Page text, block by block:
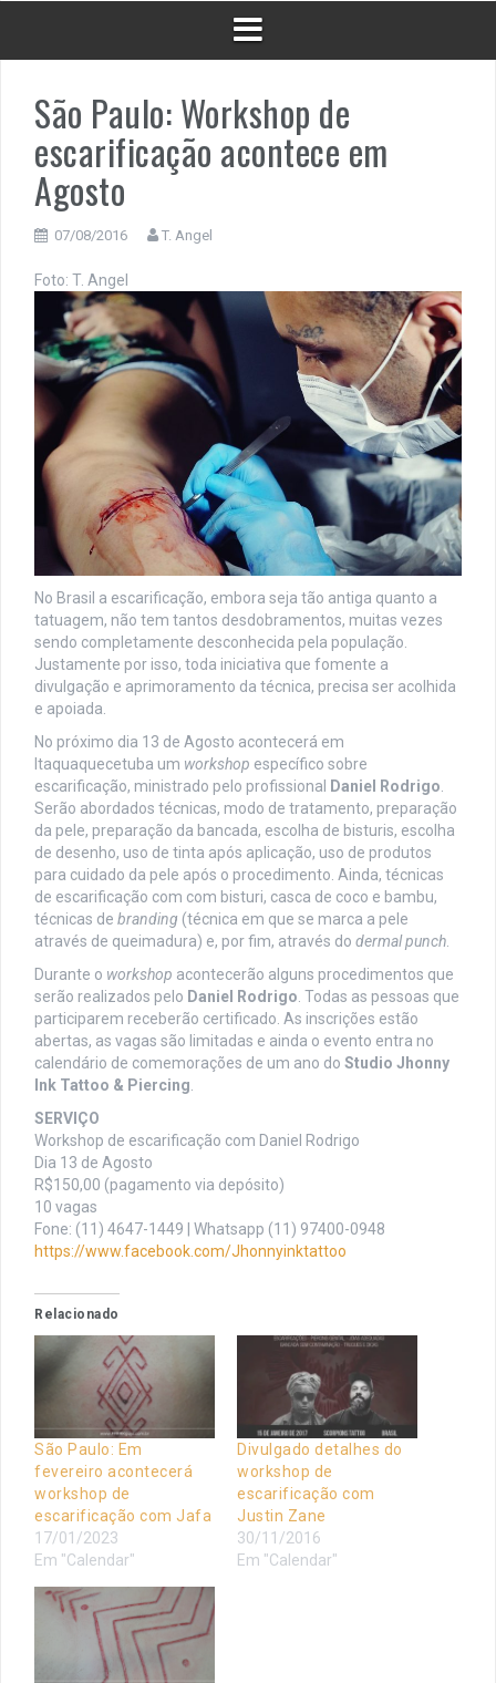
São Paulo: Workshop de
escarificação acontece em
Agosto
07/08/2016 T. Angel
Foto: T. Angel
No Brasil a escarificação, embora seja tão antiga quanto a
tatuagem, não tem tantos desdobramentos, muitas vezes
sendo completamente desconhecida pela população.
Justamente por isso, toda iniciativa que fomente a
divulgação e aprimoramento da técnica, precisa ser acolhida
e apoiada.
No próximo dia 13 de Agosto acontecerá em
Itaquaquecetuba um workshop específico sobre
escarificação, ministrado pelo profissional
Daniel Rodrigo.
Serão abordados técnicas, modo de tratamento, preparação
da pele, preparação da bancada, escolha de bisturis, escolha
de desenho, uso de tinta após aplicação, uso de produtos
para cuidado da pele após o procedimento. Ainda, técnicas
de escarificação com com bisturi, casca de coco e bambu,
técnicas de branding (técnica em que se marca a pele
através de queimadura) e, por fim, através do dermal punch.
Durante o workshop acontecerão alguns procedimentos que
serão realizados pelo Daniel Rodrigo. Todas as pessoas que
participarem receberão certificado. As inscrições estão
abertas, as vagas são limitadas e ainda o evento entra no
calendário de comemorações de um ano do Studio Jhonny
Ink Tattoo & Piercing.
SERVIÇO
Workshop de escarificação com Daniel Rodrigo
Dia 13 de Agosto
R$150,00 (pagamento via depósito)
10 vagas
Fone: (11) 4647-1449 | Whatsapp (11) 97400-0948
https://www.facebook.com/Jhonnyinktattoo
Relacionado
São Paulo: Em
fevereiro acontecerá
workshop de
escarificação com Jafa
17/01/2023
Em "Calendar"
Divulgado detalhes do
workshop de
escarificação com
Justin Zane
30/11/2016
Em "Calendar"